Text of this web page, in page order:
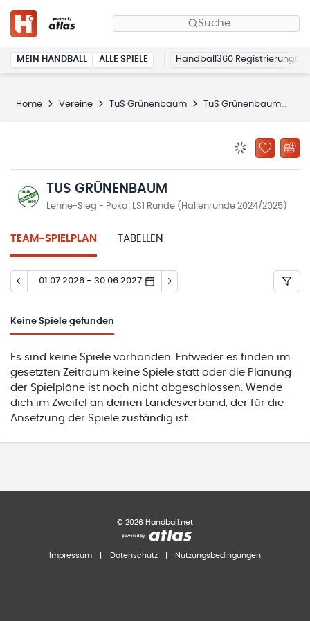
Suche
MEIN HANDBALL ALLE SPIELE Handball360 Registrierung
Home Vereine TuS Grünenbaum TuS Grünenbaum
ZU
TUS GRÜNENBAUM
Lenne-Sieg - Pokal LS1 Runde (Hallenrunde 2024/2025)
TEAM-SPIELPLAN TABELLEN
01.07.2026 - 30.06.2027
Keine Spiele gefunden
Es sind keine Spiele vorhanden. Entweder es finden im
gesetzten Zeitraum keine Spiele statt oder die Planung
der Spielpläne ist noch nicht abgeschlossen. Wende
dich im Zweifel an deinen Landesverband, der für die
Ansetzung der Spiele zuständig ist.
© 2026 Handball.net
Impressum Datenschutz Nutzungsbedingungen